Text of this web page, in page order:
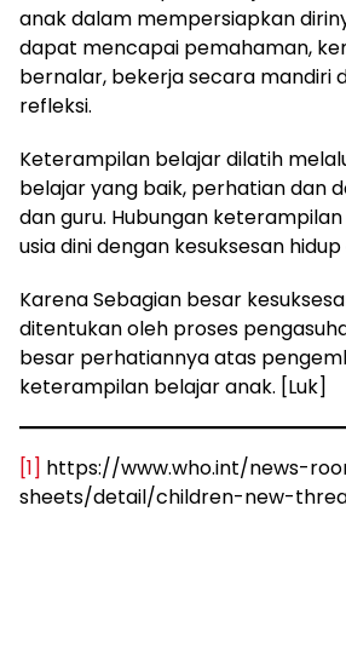
anak dalam mempersiapkan
dapat mencapai pemahaman,
bernalar, bekerja secara mandiri
refleksi.
Keterampilan belajar dilatih
belajar yang baik, perhatian dan
dan guru. Hubungan
usia dini dengan kesuksesan
Karena Sebagian besar
ditentukan oleh proses
besar perhatiannya atas
keterampilan belajar anak. [Luk]
[1] https://www.who.int/news-
sheets/detail/children-new-